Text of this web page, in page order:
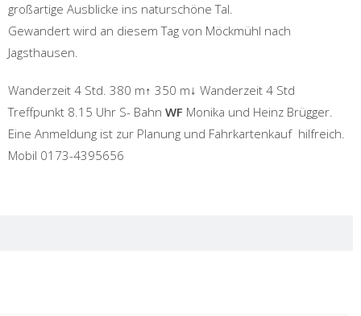
großartige Ausblicke ins naturschöne Tal.
Gewandert wird an diesem Tag von Möckmühl nach
Jagsthausen.
Wanderzeit 4 Std. 380 m↑ 350 m↓ Wanderzeit 4 Std
Treffpunkt 8.15 Uhr S- Bahn WF Monika und Heinz Brügger.
Eine Anmeldung ist zur Planung und Fahrkartenkauf hilfreich.
Mobil 0173-4395656